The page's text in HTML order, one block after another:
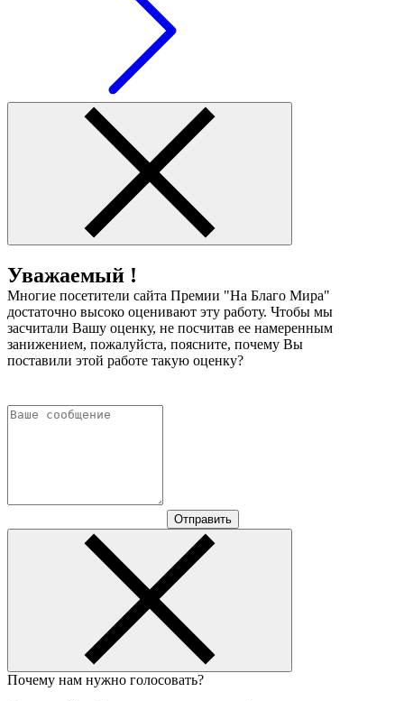
Уважаемый !
Многие посетители сайта Премии "На Благо Мира"
достаточно высоко оценивают эту работу. Чтобы мы
засчитали Вашу оценку, не посчитав ее намеренным
занижением, пожалуйста, поясните, почему Вы
поставили этой работе такую оценку?
Отправить
Почему нам нужно голосовать?